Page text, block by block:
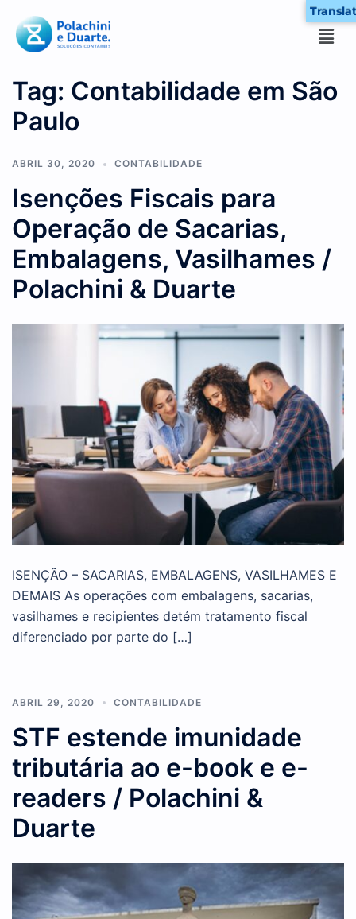
Tag: Contabilidade em São
Paulo
ABRIL 30, 2020 CONTABILIDADE
Isenções Fiscais para
Operação de Sacarias,
Embalagens, Vasilhames /
Polachini & Duarte
ISENÇÃO – SACARIAS, EMBALAGENS, VASILHAMES E
DEMAIS As operações com embalagens, sacarias,
vasilhames e recipientes detém tratamento fiscal
diferenciado por parte do […]
ABRIL 29, 2020 CONTABILIDADE
STF estende imunidade
tributária ao e-book e e-
readers / Polachini &
Duarte